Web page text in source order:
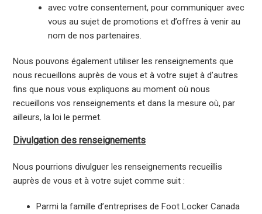
avec votre consentement, pour communiquer avec
vous au sujet de promotions et d’offres à venir au
nom de nos partenaires.
Nous pouvons également utiliser les renseignements que
nous recueillons auprès de vous et à votre sujet à d’autres
fins que nous vous expliquons au moment où nous
recueillons vos renseignements et dans la mesure où, par
ailleurs, la loi le permet.
Divulgation des renseignements
Nous pourrions divulguer les renseignements recueillis
auprès de vous et à votre sujet comme suit :
Parmi la famille d’entreprises de Foot Locker Canada